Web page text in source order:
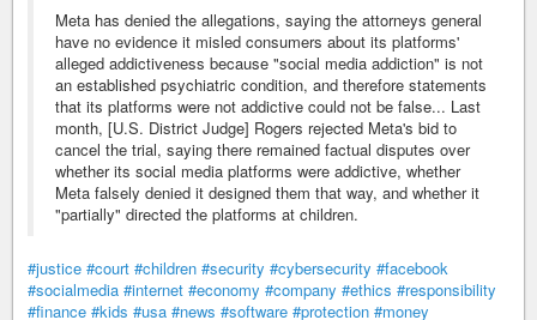
Meta has denied the allegations, saying the attorneys general
have no evidence it misled consumers about its platforms'
alleged addictiveness because "social media addiction" is not
an established psychiatric condition, and therefore statements
that its platforms were not addictive could not be false... Last
month, [U.S. District Judge] Rogers rejected Meta's bid to
cancel the trial, saying there remained factual disputes over
whether its social media platforms were addictive, whether
Meta falsely denied it designed them that way, and whether it
"partially" directed the platforms at children.
#justice #court #children #security #cybersecurity #facebook
#socialmedia #internet #economy #company #ethics #responsibility
#finance #kids #usa #news #software #protection #money